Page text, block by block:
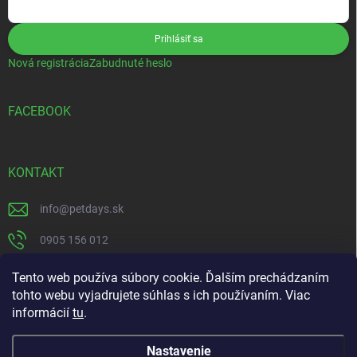
Tento web používa súbory cookie. Ďalším prechádzaním
tohto webu vyjadrujete súhlas s ich používaním. Viac
informácií tu.
Nastavenie
Prihlásiť sa
Nová registráciaZabudnuté heslo
FACEBOOK
KONTAKT
info@petdays.sk
0905 156 012
PetDays